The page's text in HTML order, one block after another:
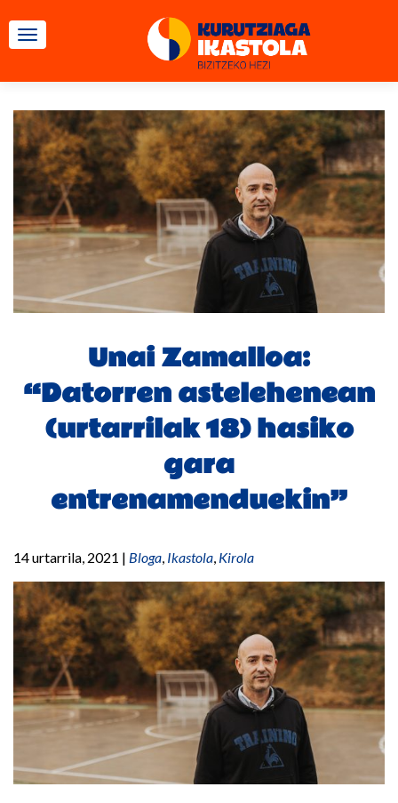
TOGGLE NAVIGATION
Unai Zamalloa:
“Datorren astelehenean
(urtarrilak 18) hasiko
gara
entrenamenduekin”
14 urtarrila, 2021 | Bloga, Ikastola, Kirola